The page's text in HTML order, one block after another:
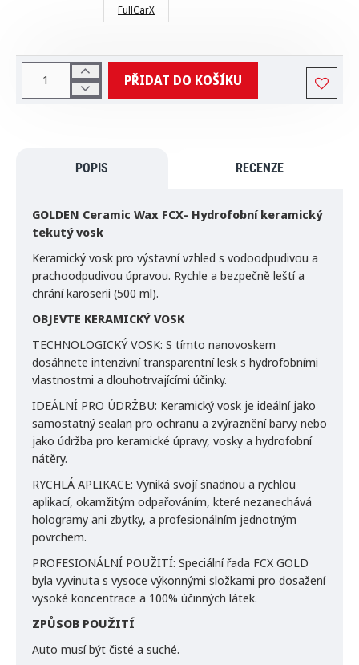
FullCarX
PŘIDAT DO KOŠÍKU
POPIS RECENZE
GOLDEN Ceramic Wax FCX- Hydrofobní keramický
tekutý vosk
Keramický vosk pro výstavní vzhled s vodoodpudivou a
prachoodpudivou úpravou. Rychle a bezpečně leští a
chrání karoserii (500 ml).
OBJEVTE KERAMICKÝ VOSK
TECHNOLOGICKÝ VOSK: S tímto nanovoskem
dosáhnete intenzivní transparentní lesk s hydrofobními
vlastnostmi a dlouhotrvajícími účinky.
IDEÁLNÍ PRO ÚDRŽBU: Keramický vosk je ideální jako
samostatný sealan pro ochranu a zvýraznění barvy nebo
jako údržba pro keramické úpravy, vosky a hydrofobní
nátěry.
RYCHLÁ APLIKACE: Vyniká svojí snadnou a rychlou
aplikací, okamžitým odpařováním, které nezanechává
hologramy ani zbytky, a profesionálním jednotným
povrchem.
PROFESIONÁLNÍ POUŽITÍ: Speciální řada FCX GOLD
byla vyvinuta s vysoce výkonnými složkami pro dosažení
vysoké koncentrace a 100% účinných látek.
ZPŮSOB POUŽITÍ
Auto musí být čisté a suché.